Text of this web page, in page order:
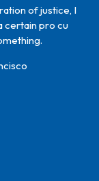
of justice, I
certain pro cu